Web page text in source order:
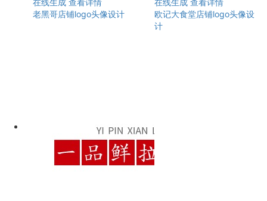
在线生成 查看详情
老黑哥店铺logo头像设计
在线生成 查看详情
欧记大食堂店铺logo头像设
计